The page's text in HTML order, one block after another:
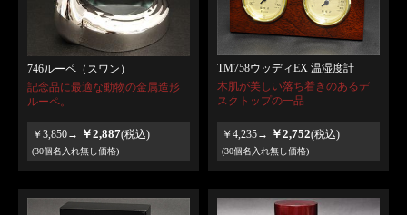
746ルーペ（スワン）
記念品に最適な動物の金属造形
ルーペ。
￥3,850→ ￥2,887(税込)
(30個名入れ無し価格)
TM758ウッディEX 温湿度計
木肌が美しい落ち着きのあるデ
スクトップの一品
￥4,235→ ￥2,752(税込)
(30個名入れ無し価格)